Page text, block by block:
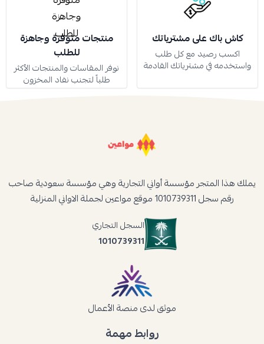
كاش باك على مشترياتك
اكسب رصيد مع كل طلب
واستخدمه في مشترياتك القادمة
منتجات متوفرة وجاهزة
للطلب
نوفر المقاسات والمنتجات الأكثر
طلباً لتجنب نفاد المخزون
روابط مهمة
يملك هذا المتجر مؤسسة أواني التجارية وهي مؤسسة سعودية صاحب
رقم سجل 1010739311 موقع مواعين لجملة الاواني المنزلية
السجل التجاري
1010739311
موثق لدى منصة الأعمال